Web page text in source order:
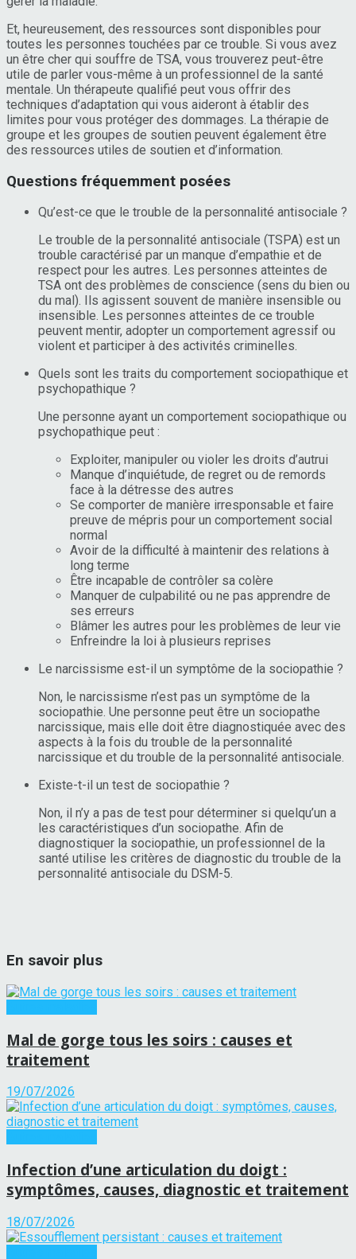
Et, heureusement, des ressources sont disponibles pour
toutes les personnes touchées par ce trouble. Si vous avez
un être cher qui souffre de TSA, vous trouverez peut-être
utile de parler vous-même à un professionnel de la santé
mentale. Un thérapeute qualifié peut vous offrir des
techniques d’adaptation qui vous aideront à établir des
limites pour vous protéger des dommages. La thérapie de
groupe et les groupes de soutien peuvent également être
des ressources utiles de soutien et d’information.
Questions fréquemment posées
Qu’est-ce que le trouble de la personnalité antisociale ?
Le trouble de la personnalité antisociale (TSPA) est un
trouble caractérisé par un manque d’empathie et de
respect pour les autres. Les personnes atteintes de
TSA ont des problèmes de conscience (sens du bien ou
du mal). Ils agissent souvent de manière insensible ou
insensible. Les personnes atteintes de ce trouble
peuvent mentir, adopter un comportement agressif ou
violent et participer à des activités criminelles.
Quels sont les traits du comportement sociopathique et
psychopathique ?
Une personne ayant un comportement sociopathique ou
psychopathique peut :
Exploiter, manipuler ou violer les droits d’autrui
Manque d’inquiétude, de regret ou de remords
face à la détresse des autres
Se comporter de manière irresponsable et faire
preuve de mépris pour un comportement social
normal
Avoir de la difficulté à maintenir des relations à
long terme
Être incapable de contrôler sa colère
Manquer de culpabilité ou ne pas apprendre de
ses erreurs
Blâmer les autres pour les problèmes de leur vie
Enfreindre la loi à plusieurs reprises
Le narcissisme est-il un symptôme de la sociopathie ?
Non, le narcissisme n’est pas un symptôme de la
sociopathie. Une personne peut être un sociopathe
narcissique, mais elle doit être diagnostiquée avec des
aspects à la fois du trouble de la personnalité
narcissique et du trouble de la personnalité antisociale.
Existe-t-il un test de sociopathie ?
Non, il n’y a pas de test pour déterminer si quelqu’un a
les caractéristiques d’un sociopathe. Afin de
diagnostiquer la sociopathie, un professionnel de la
santé utilise les critères de diagnostic du trouble de la
personnalité antisociale du DSM-5.
En savoir plus
Mal de gorge tous les soirs : causes et
traitement
19/07/2026
Infection d’une articulation du doigt :
symptômes, causes, diagnostic et traitement
18/07/2026